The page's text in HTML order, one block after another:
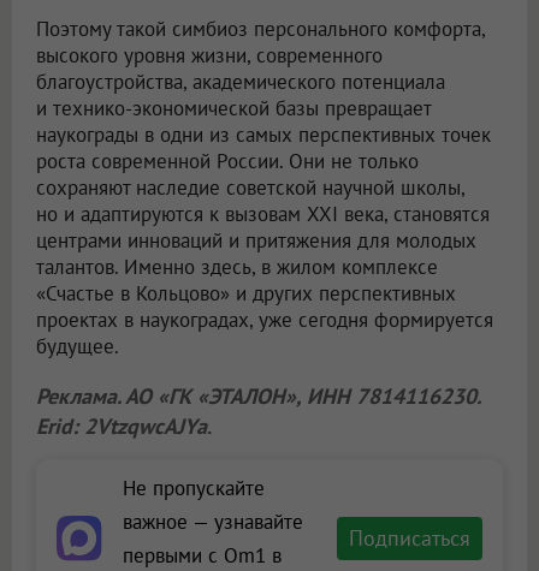
Поэтому такой симбиоз персонального комфорта,
высокого уровня жизни, современного
благоустройства, академического потенциала
и технико-экономической базы превращает
наукограды в одни из самых перспективных точек
роста современной России. Они не только
сохраняют наследие советской научной школы,
но и адаптируются к вызовам XXI века, становятся
центрами инноваций и притяжения для молодых
талантов. Именно здесь, в жилом комплексе
«Счастье в Кольцово» и других перспективных
проектах в наукоградах, уже сегодня формируется
будущее.
Реклама. АО «ГК «ЭТАЛОН», ИНН 7814116230.
Erid: 2VtzqwcAJYa.
Не пропускайте
важное — узнавайте
первыми с Om1 в
Подписаться